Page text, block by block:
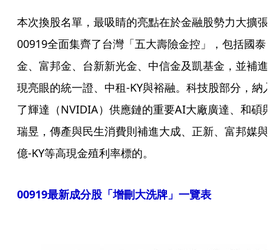
本次換股名單，最吸睛的亮點在於金融股勢力大擴張
00919全面集齊了台灣「五大壽險金控」，包括國泰
金、富邦金、台新新光金、中信金及凱基金，並補進
現亮眼的統一證、中租-KY與裕融。科技股部分，納
了輝達（NVIDIA）供應鏈的重要AI大廠廣達、和碩
瑞昱，傳產與民生消費則補進大成、正新、富邦媒與
億-KY等高現金殖利率標的。
00919最新成分股「增刪大洗牌」一覽表